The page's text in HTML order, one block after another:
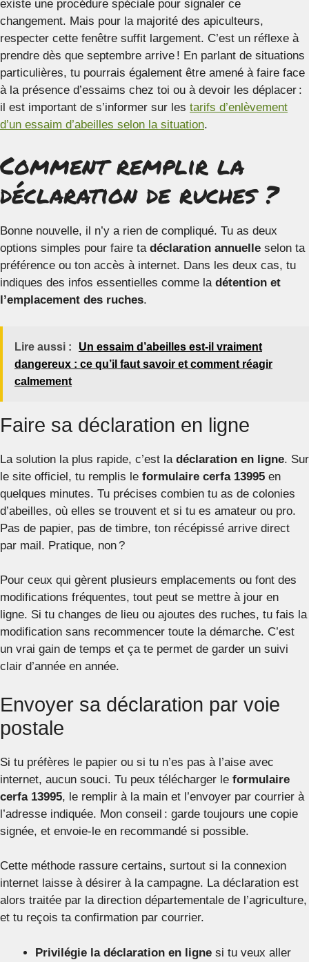
existe une procédure spéciale pour signaler ce
changement. Mais pour la majorité des apiculteurs,
respecter cette fenêtre suffit largement. C’est un réflexe à
prendre dès que septembre arrive ! En parlant de situations
particulières, tu pourrais également être amené à faire face
à la présence d’essaims chez toi ou à devoir les déplacer :
il est important de s’informer sur les tarifs d’enlèvement
d’un essaim d’abeilles selon la situation.
Comment remplir la
déclaration de ruches ?
Bonne nouvelle, il n’y a rien de compliqué. Tu as deux
options simples pour faire ta déclaration annuelle selon ta
préférence ou ton accès à internet. Dans les deux cas, tu
indiques des infos essentielles comme la détention et
l’emplacement des ruches.
Lire aussi :
Un essaim d’abeilles est-il vraiment
dangereux : ce qu’il faut savoir et comment réagir
calmement
Faire sa déclaration en ligne
La solution la plus rapide, c’est la déclaration en ligne. Sur
le site officiel, tu remplis le formulaire cerfa 13995 en
quelques minutes. Tu précises combien tu as de colonies
d’abeilles, où elles se trouvent et si tu es amateur ou pro.
Pas de papier, pas de timbre, ton récépissé arrive direct
par mail. Pratique, non ?
Pour ceux qui gèrent plusieurs emplacements ou font des
modifications fréquentes, tout peut se mettre à jour en
ligne. Si tu changes de lieu ou ajoutes des ruches, tu fais la
modification sans recommencer toute la démarche. C’est
un vrai gain de temps et ça te permet de garder un suivi
clair d’année en année.
Envoyer sa déclaration par voie
postale
Si tu préfères le papier ou si tu n’es pas à l’aise avec
internet, aucun souci. Tu peux télécharger le formulaire
cerfa 13995, le remplir à la main et l’envoyer par courrier à
l’adresse indiquée. Mon conseil : garde toujours une copie
signée, et envoie-le en recommandé si possible.
Cette méthode rassure certains, surtout si la connexion
internet laisse à désirer à la campagne. La déclaration est
alors traitée par la direction départementale de l’agriculture,
et tu reçois ta confirmation par courrier.
Privilégie la déclaration en ligne si tu veux aller